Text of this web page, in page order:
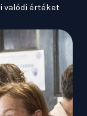
valódi értéket